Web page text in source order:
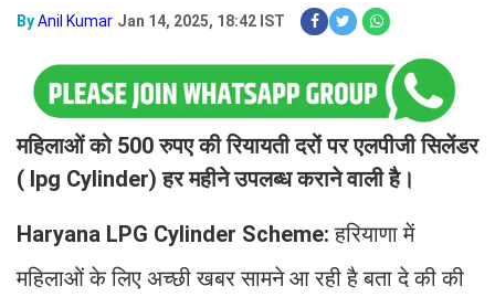
ByAnil Kumar Jan 14, 2025, 18:42 IST
महिलाओं को 500 रुपए की रियायती दरों पर एलपीजी सिलेंडर
( lpg Cylinder) हर महीने उपलब्ध कराने वाली है।
Haryana LPG Cylinder Scheme: हरियाणा में
महिलाओं के लिए अच्छी खबर सामने आ रही है बता दे की की